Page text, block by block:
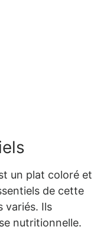
un plat coloré et
de cette
variés. Ils
nutritionnelle.